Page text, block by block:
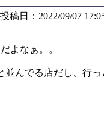
稿日：2022/09/07
よなぁ。。
んでる店だし、行っ